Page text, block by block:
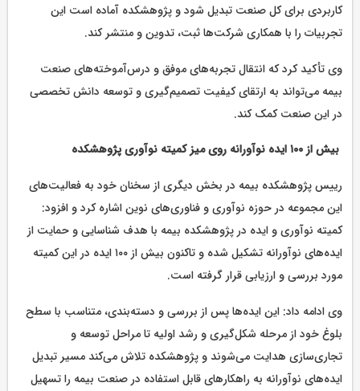
کاربردی برای کل صنعت تبدیل شود و پژوهشکده آماده است این
تجربیات را با همکاری شرکت‌ها ثبت، تدوین و منتشر کند.
وی تأکید کرد که انتقال تجربه‌های موفق و درس‌آموخته‌های صنعت
بیمه می‌تواند به ارتقای کیفیت تصمیم‌گیری و توسعه دانش تخصصی
در این صنعت کمک کند.
بیش از ۱۰۰ ایده نوآورانه روی میز کمیته نوآوری پژوهشکده
رییس پژوهشکده بیمه در بخش دیگری از سخنان خود به فعالیت‌های
این مجموعه در حوزه نوآوری و فناوری‌های نوین اشاره کرد و افزود:
کمیته نوآوری و ایده در پژوهشکده بیمه با هدف شناسایی و حمایت از
ایده‌های نوآورانه تشکیل شده و تاکنون بیش از ۱۰۰ ایده در این کمیته
مورد بررسی و ارزیابی قرار گرفته است.
وی ادامه داد: این ایده‌ها پس از بررسی و دسته‌بندی، متناسب با سطح
بلوغ خود از مرحله شکل‌گیری و رشد اولیه تا مراحل توسعه و
تجاری‌سازی هدایت می‌شوند و پژوهشکده تلاش می‌کند مسیر تبدیل
ایده‌های نوآورانه به راهکارهای قابل استفاده در صنعت بیمه را تسهیل